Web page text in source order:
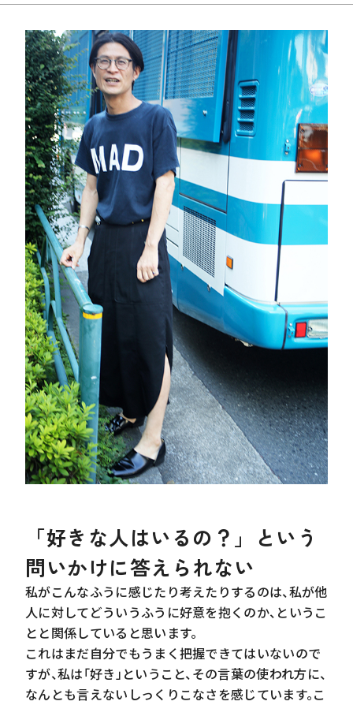
「好きな人はいるの？」という
問いかけに答えられない
私がこんなふうに感じたり考えたりするのは、私が他
人に対してどういうふうに好意を抱くのか、というこ
とと関係していると思います。
これはまだ自分でもうまく把握できてはいないので
すが、私は「好き」ということ、その言葉の使われ方に、
なんとも言えないしっくりこなさを感じています。こ